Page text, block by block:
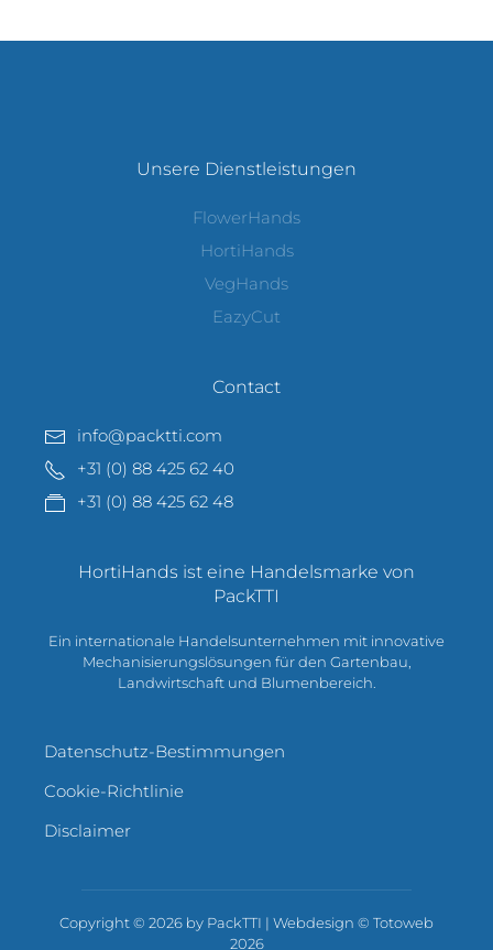
Unsere Dienstleistungen
FlowerHands
HortiHands
VegHands
EazyCut
Contact
info@packtti.com
+31 (0) 88 425 62 40
+31 (0) 88 425 62 48
HortiHands ist eine Handelsmarke von
PackTTI
Ein internationale Handelsunternehmen mit innovative
Mechanisierungslösungen für den Gartenbau,
Landwirtschaft und Blumenbereich.
Datenschutz-Bestimmungen
Cookie-Richtlinie
Disclaimer
Copyright © 2026 by PackTTI | Webdesign © Totoweb
2026